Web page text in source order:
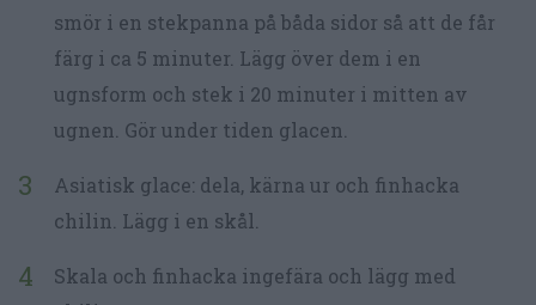
smör i en stekpanna på båda sidor så att de får
färg i ca 5 minuter. Lägg över dem i en
ugnsform och stek i 20 minuter i mitten av
ugnen. Gör under tiden glacen.
Asiatisk glace: dela, kärna ur och finhacka
chilin. Lägg i en skål.
Skala och finhacka ingefära och lägg med